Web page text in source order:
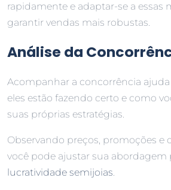
rapidamente e adaptar-se a essas
garantir vendas mais robustas.
Análise da
Acompanhar a concorrência
eles estão fazendo certo e como
suas próprias estratégias.
Observando preços, promoções e
você pode ajustar sua abordagem
lucratividade semijoias.